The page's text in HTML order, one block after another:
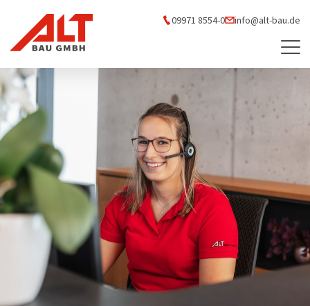
09971 8554-0 info@alt-bau.de